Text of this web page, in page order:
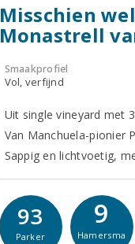
Misschien
Monastrell
Smaakprofiel
Vol, verfijnd
Uit single vineyard met
Van Manchuela-pionier
Sappig en lichtvoetig,
93
Parker
9
Hamersma